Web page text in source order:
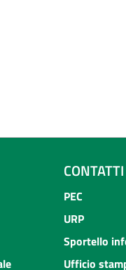
CONTATTI
PEC
URP
Sportello
Ufficio